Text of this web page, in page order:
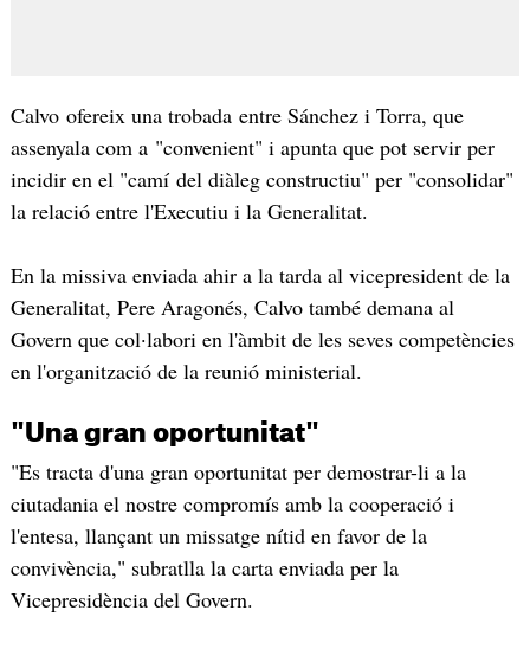
Calvo ofereix una trobada entre Sánchez i Torra, que
assenyala com a "convenient" i apunta que pot servir per
incidir en el "camí del diàleg constructiu" per "consolidar"
la relació entre l'Executiu i la Generalitat.
En la missiva enviada ahir a la tarda al vicepresident de la
Generalitat, Pere Aragonés, Calvo també demana al
Govern que col·labori en l'àmbit de les seves competències
en l'organització de la reunió ministerial.
"Una gran oportunitat"
"Es tracta d'una gran oportunitat per demostrar-li a la
ciutadania el nostre compromís amb la cooperació i
l'entesa, llançant un missatge nítid en favor de la
convivència," subratlla la carta enviada per la
Vicepresidència del Govern.